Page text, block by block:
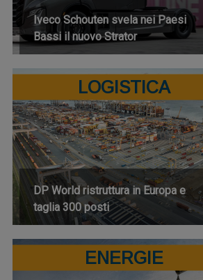
Iveco Schouten svela nei Paesi
Bassi il nuovo Strator
LOGISTICA
DP World ristruttura in Europa e
taglia 300 posti
ENERGIE